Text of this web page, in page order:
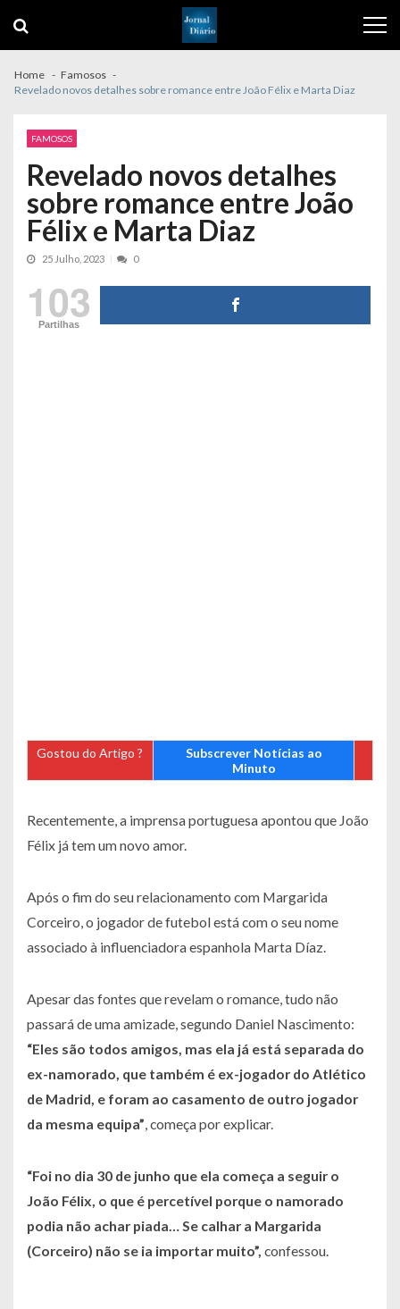
navigation
content
Home
Famosos
Revelado novos detalhes sobre romance entre João Félix e Marta Diaz
FAMOSOS
Revelado novos detalhes
sobre romance entre João
Félix e Marta Diaz
25 Julho, 2023 0
103
Partilhas
Gostou do Artigo ?
Subscrever Notícias ao
Minuto
Recentemente, a imprensa portuguesa apontou que João
Félix já tem um novo amor.
Após o fim do seu relacionamento com Margarida
Corceiro, o jogador de futebol está com o seu nome
associado à influenciadora espanhola Marta Díaz.
Apesar das fontes que revelam o romance, tudo não
passará de uma amizade, segundo Daniel Nascimento:
“Eles são todos amigos, mas ela já está separada do
ex-namorado, que também é ex-jogador do Atlético
de Madrid, e foram ao casamento de outro jogador
da mesma equipa”, começa por explicar.
“Foi no dia 30 de junho que ela começa a seguir o
João Félix, o que é percetível porque o namorado
podia não achar piada… Se calhar a Margarida
(Corceiro) não se ia importar muito”, confessou.